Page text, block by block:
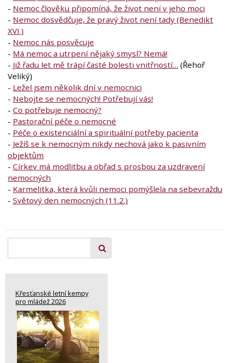
- Nemoc člověku připomíná, že život není v jeho moci
- Nemoc dosvědčuje, že pravý život není tady (Benedikt
XVI.)
- Nemoc nás posvěcuje
- Má nemoc a utrpení nějaký smysl? Nemá!
- Již řadu let mě trápí časté bolesti vnitřností… (Řehoř
Veliký)
- Ležel jsem několik dní v nemocnici
- Nebojte se nemocných! Potřebují vás!
- Co potřebuje nemocný?
- Pastorační péče o nemocné
- Péče o existenciální a spirituální potřeby pacienta
- Ježíš se k nemocným nikdy nechová jako k pasivním
objektům
- Církev má modlitbu a obřad s prosbou za uzdravení
nemocných
- Karmelitka, která kvůli nemoci pomýšlela na sebevraždu
- Světový den nemocných (11.2.)
Křesťanské letní kempy
pro mládež 2026